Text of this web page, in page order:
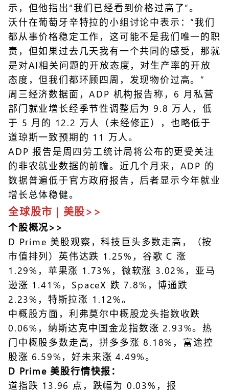
示，但他指出“我们已经看到价格过高了”。
沃什在葡萄牙辛特拉的小组讨论中表示：“我们
都从事价格稳定工作，这可能不是我们唯一的职
责，但如果过去几天我有一个共同的感受，那就
是对AI相关问题的开放态度，对生产率的开放
态度，但我们都环顾四周，发现物价过高。”
周三经济数据面，ADP 机构报告称，6 月私营
部门就业增长经季节性调整后为 9.8 万人，低
于 5 月的 12.2 万人（未经修正），也略低于
道琼斯一致预期的 11 万人。
ADP 报告是周四劳工统计局将公布的更受关注
的非农就业数据的前瞻。近几个月来，ADP 的
数据普遍低于官方政府报告，后者显示今年就业
增长总体稳健。
全球股市 | 美股>>
个股概况>>
D Prime 美股观察，科技巨头多数走高，（按
市值排列）英伟达跌 1.25%，谷歌 C 涨
1.29%，苹果涨 1.73%，微软涨 3.02%，亚马
逊涨 1.41%，SpaceX 跌 7.8%，博通跌
2.23%，特斯拉涨 1.12%。
中概股方面，利弗莫尔中概股龙头指数收跌
0.06%，纳斯达克中国金龙指数涨 2.93%。热
门中概股多数走高，拼多多涨 8.18%，富途控
股涨 6.59%，好未来涨 4.49%。
D Prime 美股行情快报：
道指跌 13.96 点，跌幅为 0.03%，报